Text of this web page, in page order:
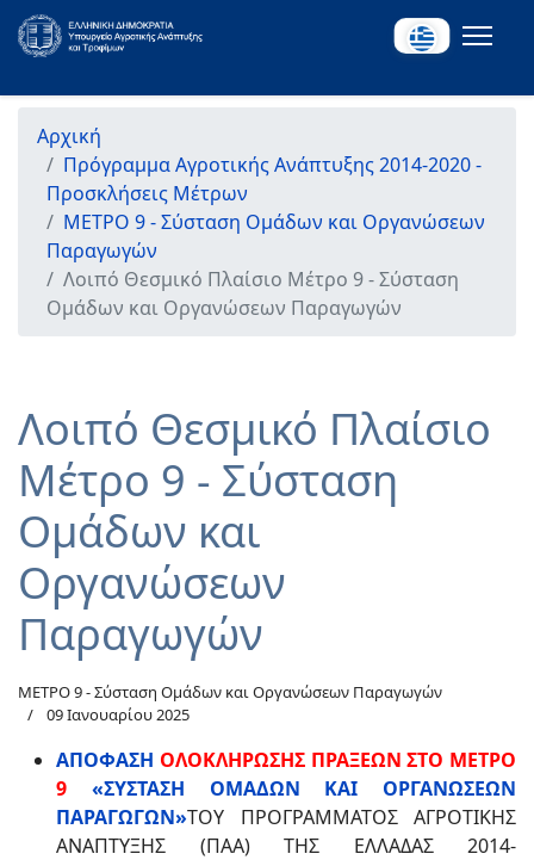
Αρχική
Πρόγραμμα Αγροτικής Ανάπτυξης 2014-2020 -
Προσκλήσεις Μέτρων
ΜΕΤΡΟ 9 - Σύσταση Ομάδων και Οργανώσεων
Παραγωγών
Λοιπό Θεσμικό Πλαίσιο Μέτρο 9 - Σύσταση
Ομάδων και Οργανώσεων Παραγωγών
Λοιπό Θεσμικό Πλαίσιο
Μέτρο 9 - Σύσταση
Ομάδων και
Οργανώσεων
Παραγωγών
ΜΕΤΡΟ 9 - Σύσταση Ομάδων και Οργανώσεων Παραγωγών
09 Ιανουαρίου 2025
ΑΠΟΦΑΣΗ ΟΛΟΚΛΗΡΩΣΗΣ ΠΡΑΞΕΩΝ ΣΤΟ ΜΕΤΡΟ
9 «ΣΥΣΤΑΣΗ ΟΜΑΔΩΝ ΚΑΙ ΟΡΓΑΝΩΣΕΩΝ
ΠΑΡΑΓΩΓΩΝ»ΤΟΥ ΠΡΟΓΡΑΜΜΑΤΟΣ ΑΓΡΟΤΙΚΗΣ
ΑΝΑΠΤΥΞΗΣ (ΠΑΑ) ΤΗΣ ΕΛΛΑΔΑΣ 2014-